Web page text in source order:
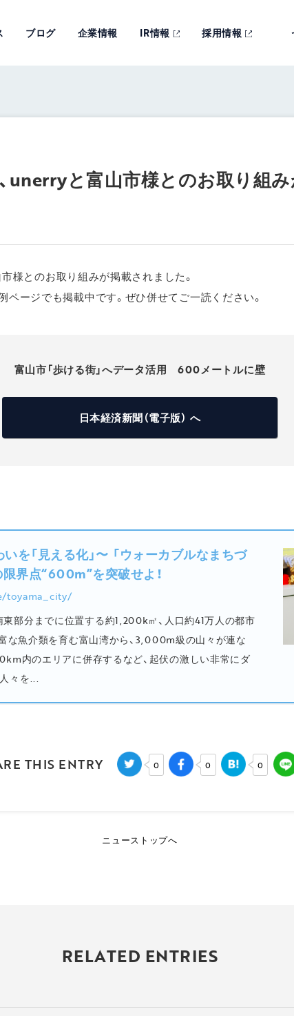
ブログ 企業情報 IR情報 採用情報
、unerryと富山市様とのお取り組
様とのお取り組みが掲載されました。
ページでも掲載中です。ぜひ併せてご一読ください。
富山市「歩ける街」へデータ活用 600メートルに壁
日本経済新聞（電子版） へ
を「見える化」〜 「ウォーカブルなまちづ
界点“600m”を突破せよ！
toyama_city/
部分までに位置する約1,200k㎡、人口約41万人の都市
な魚介類を育む富山湾から、3,000m級の山々が連な
内のエリアに併存するなど、起伏の激しい非常にダ
々を...
THIS ENTRY 0 0 0
ニューストップへ
RELATED ENTRIES